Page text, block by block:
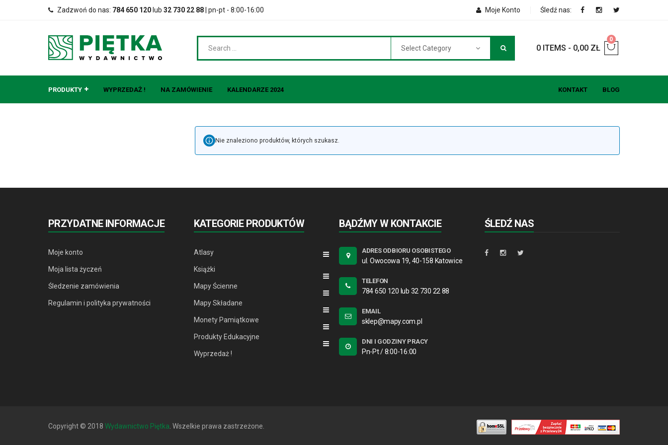
Zadzwoń do nas: 784 650 120 lub 32 730 22 88 | pn-pt - 8:00-16:00 Moje Konto Śledź nas:
Select Category 0 ITEMS - 0,00 ZŁ
0
PRODUKTY WYPRZEDAŻ ! NA ZAMÓWIENIE KALENDARZE 2024 BLOG
KONTAKT
Nie znaleziono produktów, których szukasz.
PRZYDATNE INFORMACJE
Moje konto
Moja lista życzeń
Śledzenie zamówienia
Regulamin i polityka prywatności
KATEGORIE PRODUKTÓW
Atlasy
Książki
Mapy Ścienne
Mapy Składane
Monety Pamiątkowe
Produkty Edukacyjne
Wyprzedaż !
BĄDŹMY W KONTAKCIE
ADRES ODBIORU OSOBISTEGO
ul. Owocowa 19, 40-158 Katowice
TELEFON
784 650 120 lub 32 730 22 88
EMAIL
sklep@mapy.com.pl
DNI I GODZINY PRACY
Pn-Pt / 8:00-16:00
ŚLEDŹ NAS
Copyright © 2018 Wydawnictwo Piętka. Wszelkie prawa zastrzeżone.